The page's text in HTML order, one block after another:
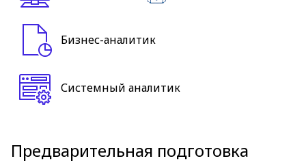
Бизнес-аналитик
Системный аналитик
Предварительная подготовка